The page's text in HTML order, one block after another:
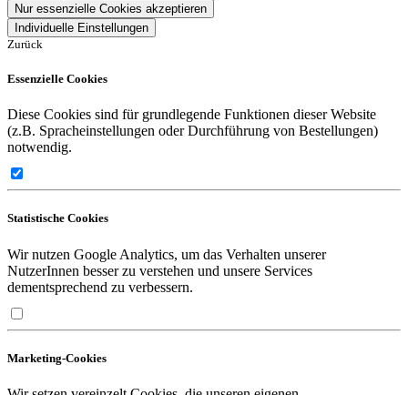
Nur essenzielle Cookies akzeptieren
Individuelle Einstellungen
Zurück
Essenzielle Cookies
Diese Cookies sind für grundlegende Funktionen dieser Website
(z.B. Spracheinstellungen oder Durchführung von Bestellungen)
notwendig.
Statistische Cookies
Wir nutzen Google Analytics, um das Verhalten unserer
NutzerInnen besser zu verstehen und unsere Services
dementsprechend zu verbessern.
Marketing-Cookies